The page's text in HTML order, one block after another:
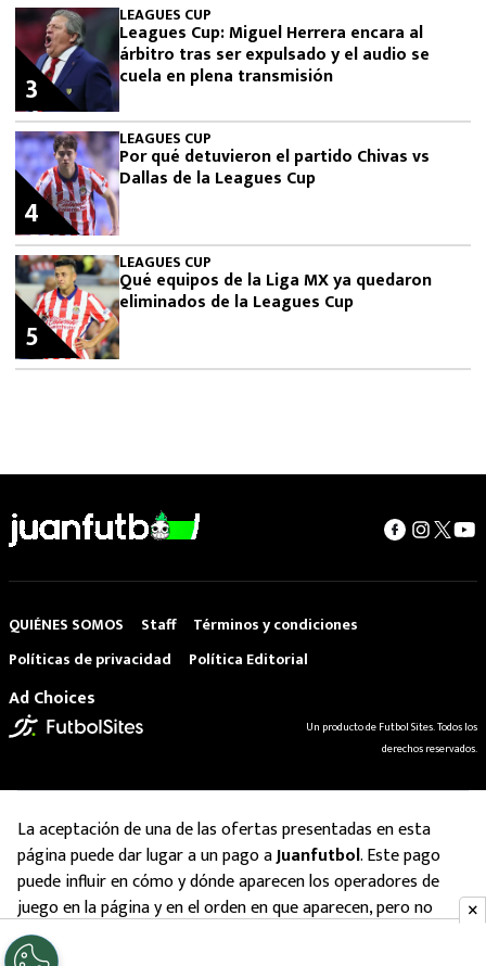
LEAGUES CUP
Leagues Cup: Miguel Herrera encara al
árbitro tras ser expulsado y el audio se
cuela en plena transmisión
3
LEAGUES CUP
Por qué detuvieron el partido Chivas vs
Dallas de la Leagues Cup
4
LEAGUES CUP
Qué equipos de la Liga MX ya quedaron
eliminados de la Leagues Cup
5
QUIÉNES SOMOS Staff
Términos y condiciones
Políticas de privacidad
Política Editorial
Ad Choices
Un producto de Futbol Sites. Todos los
derechos reservados.
La aceptación de una de las ofertas presentadas en esta
página puede dar lugar a un pago aJuanfutbol. Este pago
puede influir en cómo y dónde aparecen los operadores de
juego en la página y en el orden en que aparecen, pero no
influye en nuestras evaluaciones.